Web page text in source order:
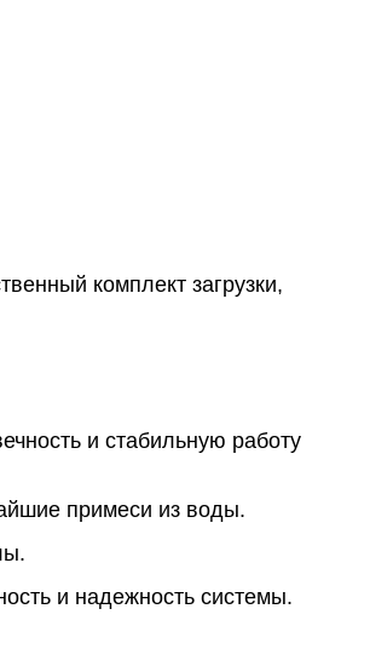
комплект загрузки,
и стабильную работу
примеси из воды.
и надежность системы.